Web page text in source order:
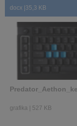
docx |35,3 KB
grafika | 527 KB